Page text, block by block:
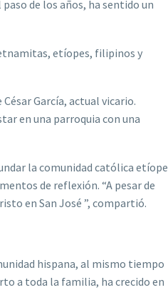
de los años, ha sentido un
etíopes, filipinos y
García, actual vicario.
en una parroquia con una
la comunidad católica etíope
de reflexión. “A pesar de
en San José ”, compartió.
hispana, al mismo tiempo
a toda la familia, ha crecido en